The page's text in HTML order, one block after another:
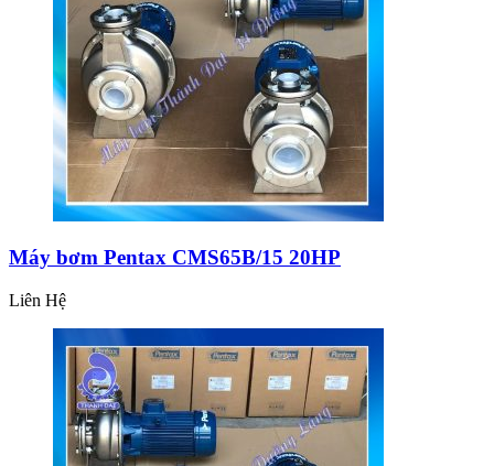
Máy bơm Pentax CMS65B/15 20HP
Liên Hệ